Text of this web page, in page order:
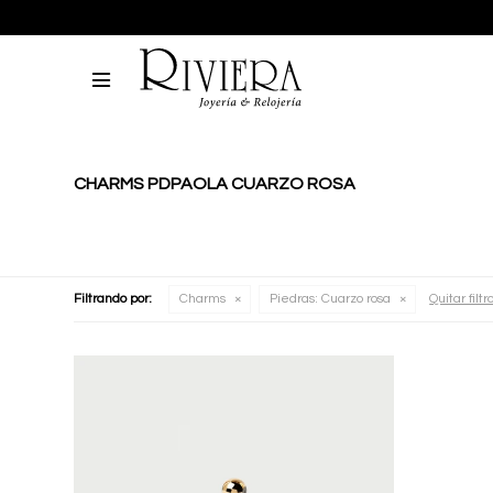

CHARMS PDPAOLA CUARZO ROSA
Filtrando por: Charms Piedras: Cuarzo rosa Quitar